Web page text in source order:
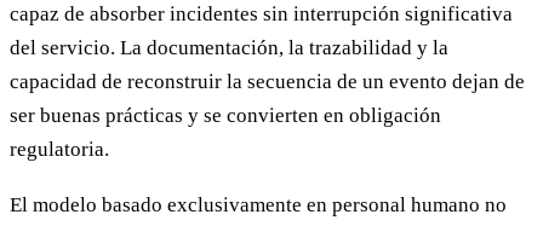
capaz de absorber incidentes sin interrupción significativa
del servicio. La documentación, la trazabilidad y la
capacidad de reconstruir la secuencia de un evento dejan de
ser buenas prácticas y se convierten en obligación
regulatoria.
El modelo basado exclusivamente en personal humano no